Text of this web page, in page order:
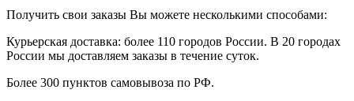
Получить свои заказы Вы можете несколькими способами:
Курьерская доставка: более 110 городов России. В 20 городах
России мы доставляем заказы в течение суток.
Более 300 пунктов самовывоза по РФ.